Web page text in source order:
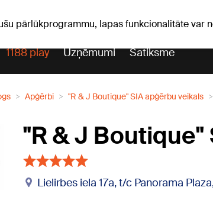
pārlūkprogrammu, lapas funkcionalitāte var
1188 play Uzņēmumi Satiksme
Apģērbi "R & J Boutique" SIA apģērbu veikals
"R & J
Lielirbes iela 17a, t/c Panorama